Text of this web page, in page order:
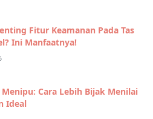
Fitur Keamanan Pada Tas
Ini Manfaatnya!
Cara Lebih Bijak Menilai
Ideal